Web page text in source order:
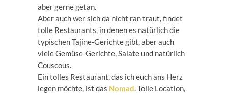
aber gerne getan.
Aber auch wer sich da nicht ran traut, findet
tolle Restaurants, in denen es natürlich die
typischen Tajine-Gerichte gibt, aber auch
viele Gemüse-Gerichte, Salate und natürlich
Couscous.
Ein tolles Restaurant, das ich euch ans Herz
legen möchte, ist das Nomad. Tolle Location,